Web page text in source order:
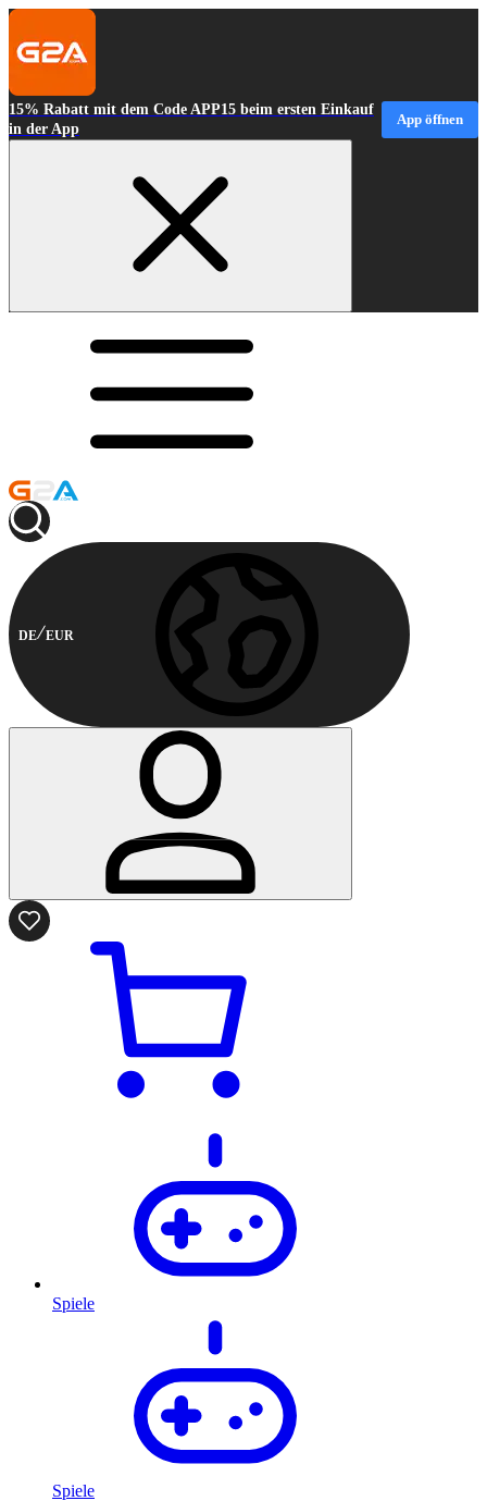
15% Rabatt mit dem Code APP15 beim ersten Einkauf
in der App
App öffnen
DE EUR
Spiele
Spiele